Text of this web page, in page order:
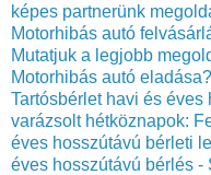
képes partnerünk
Motorhibás autó
Mutatjuk a legjobb
Motorhibás autó
Tartósbérlet havi és
varázsolt hétköznapok:
éves hosszútávú bérleti
éves hosszútávú bérlés